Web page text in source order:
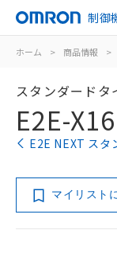
制御
ホーム > 商品情報 >
スタンダードタ
E2E-
E2E NEXT スタ
マイリスト